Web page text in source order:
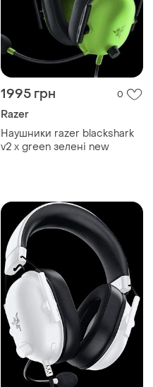
1995 грн 0
Razer
Наушники razer blackshark
v2 x green зелені new